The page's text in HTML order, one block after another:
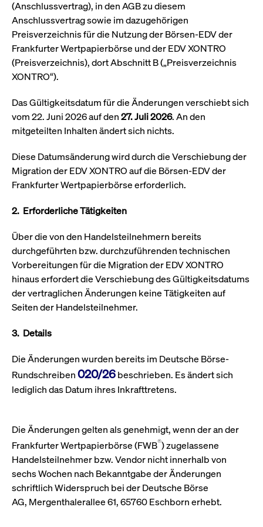
institutionellen Kunden Zugang zu einem
Dark Pool, der die effiziente Ausführung
zum Midpoint-Preis ermöglicht.
Mehr
Jetzt abonnieren
(Anschlussvertrag), in den AGB zu diesem
Anschlussvertrag sowie im dazugehörigen
Preisverzeichnis für die Nutzung der Börsen-EDV der
Frankfurter Wertpapierbörse und der EDV XONTRO
(Preisverzeichnis), dort Abschnitt B („Preisverzeichnis
XONTRO“).
Das Gültigkeitsdatum für die Änderungen verschiebt sich
vom 22. Juni 2026 auf den27. Juli 2026. An den
mitgeteilten Inhalten ändert sich nichts.
Diese Datumsänderung wird durch die Verschiebung der
Migration der EDV XONTRO auf die Börsen-EDV der
Frankfurter Wertpapierbörse erforderlich.
2. Erforderliche Tätigkeiten
Über die von den Handelsteilnehmern bereits
durchgeführten bzw. durchzuführenden technischen
Vorbereitungen für die Migration der EDV XONTRO
hinaus erfordert die Verschiebung des Gültigkeitsdatums
der vertraglichen Änderungen keine Tätigkeiten auf
Seiten der Handelsteilnehmer.
3. Details
Die Änderungen wurden bereits im Deutsche Börse-
Rundschreiben020/26beschrieben. Es ändert sich
lediglich das Datum ihres Inkrafttretens.
Die Änderungen gelten als genehmigt, wenn der an der
Frankfurter Wertpapierbörse (FWB®) zugelassene
Handelsteilnehmer bzw. Vendor nicht innerhalb von
sechs Wochen nach Bekanntgabe der Änderungen
schriftlich Widerspruch bei der Deutsche Börse
AG, Mergenthalerallee 61, 65760 Eschborn erhebt.
boerse.com
CookieScriptConsent
CookieScript
boerse.com
1 Jahr
ApplicationGatewayAffinityCORS
analytics.deutsche-
boerse.com
ApplicationGatewayAffinityCORS
www.cashmarket.deutsche-
boerse.com
Session
Gültig
bis
Name
Anbieter /
Gültig
Beschreibung